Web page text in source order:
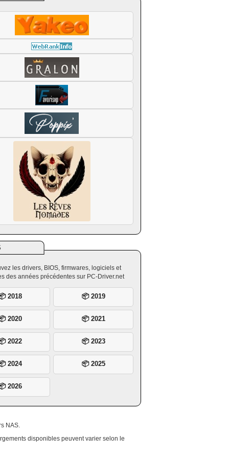
les drivers, BIOS, firmwares, logiciels et
des années précédentes sur PC-Driver.net
2018 📦 2019
2020 📦 2021
2022 📦 2023
2024 📦 2025
2026
NAS.
disponibles peuvent varier selon le